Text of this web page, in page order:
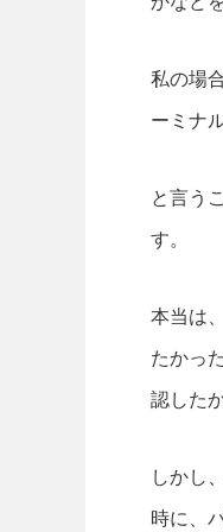
私の場
ーミナ
と言う
す。
本当は
たかっ
認した
しかし
時に、